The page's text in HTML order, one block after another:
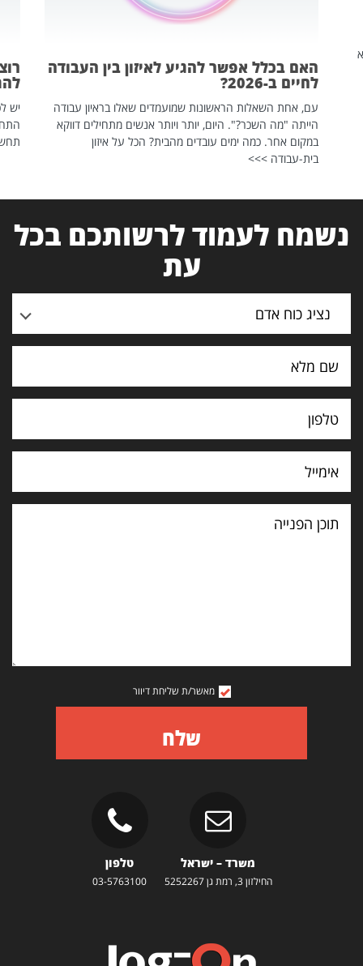
האם בכלל אפשר להגיע לאיזון בין העבודה
לחיים ב-2026?
עם, אחת השאלות הראשונות שמועמדים שאלו בראיון עבודה
הייתה "מה השכר?". היום, יותר ויותר אנשים מתחילים דווקא
במקום אחר. כמה ימים עובדים מהבית? הכל על איזון
בית-עבודה >>>
יש
נשמח לעמוד לרשותכם בכל
עת
נציג כוח אדם
תוכן
הפנייה
מאשר/ת שליחת דיוור
שלח
משרד – ישראל
החילזון 3, רמת גן 5252267
טלפון
03-5763100